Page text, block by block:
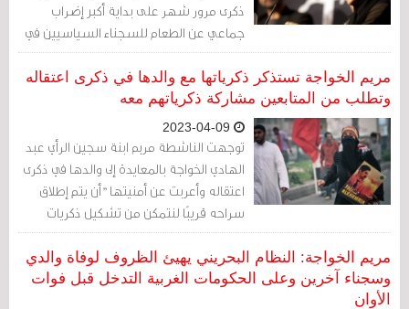
ذكرى مرور شهر على بداية أكبر إضراب
جماعي عن الطعام للسجناء السياسيين في
البحرين". وأعلنت الخواجة عن سفرها "إلى
البحرين الأسبوع المقبل لأحاول إنقاذ حياة
والدي السجين".
مريم الخواجة تستذكر ذكرياتها مع والدها في ذكرى اعتقاله
وتطلب من المتابعين مشاركة ذكرياتهم معه
توجهت الناشطة مريم ابنة سجين الرأي عبد
الهادي الخواجة بالمعايدة إلى والدها في ذكرى
اعتقاله وأعربت عن أمنيتها "أن يتم إطلاق
سراحه قريبًا لنتمكن من تشكيل ذكريات
جديدة".
مريم الخواجة: النظام البحريني يهيئ الظروف لوفاة والدي
وسجناء آخرين وعلى الحكومات الغربية التدخل قبل فوات
الأوان